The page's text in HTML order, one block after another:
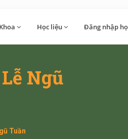
Học liệu Đăng nhập
Ngũ
Tuần